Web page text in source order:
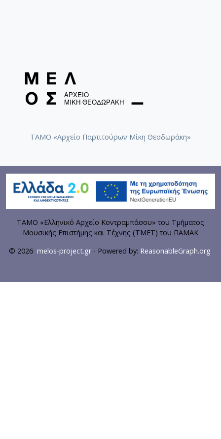
ΤΑΜΟ «Αρχείο Παρτιτούρων Μίκη Θεοδωράκη»
ΤΑΜΟ «Ελληνικό Αρχείο Κοντραμπάσου» του Τμήματος
Μουσικής Επιστήμης και Τέχνης (ΤΜΕΤ) του ΠΑΜΑΚ
© 2026 melos-project.gr- Powered by: ReasonableGraph.org